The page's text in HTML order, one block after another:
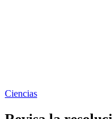
Ciencias